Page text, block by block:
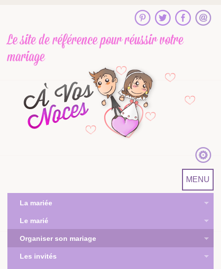
Le site de référencepour réussir votre
mariage
MENU
La mariée
Le marié
Organiser son mariage
Les invités